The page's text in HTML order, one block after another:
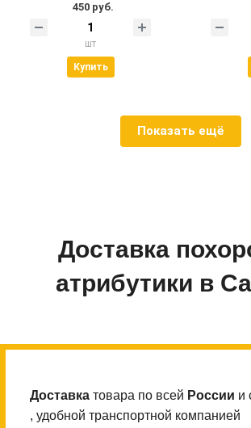
450 руб.
шт
Купить
Показать ещё
Доставка
атрибутики в
Доставка товара по всей России и
, удобной транспортной компанией